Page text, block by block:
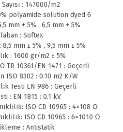
: 147000/m2
polyamide solution dyed 6
mm ± 5% , 6,5 mm ± 5%
: Softex
mm ± 5% , 9,5 mm ± 5%
: 1600 gr/m2 ± 5%
TR 10361/EN 1471 : Geçerli
ISO 8302 : 0.10 m2 K/W
Testi EN 986 : Geçerli
: EN 1815 : 0.1 kV
ISO CD 10965 : 4×108 Ω
ISO CD 10965 : 6×1010 Ω
: Antistatik